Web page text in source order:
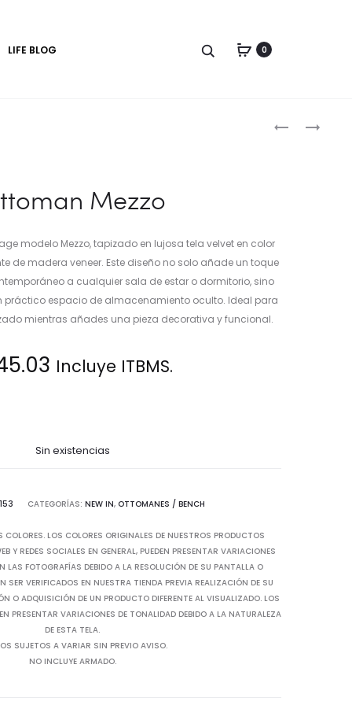
LIFE BLOG 0
OTTOMAN
RESPALDAR
Mezzo
modelo Mezzo, tapizado en lujosa tela velvet en color
de madera veneer. Este diseño no solo añade un toque
a cualquier sala de estar o dormitorio, sino
práctico espacio de almacenamiento oculto. Ideal para
mientras añades una pieza decorativa y funcional.
Incluye ITBMS.
Sin existencias
CATEGORÍAS: NEW IN, OTTOMANES / BENCH
COLORES. LOS COLORES ORIGINALES DE NUESTROS PRODUCTOS
Y REDES SOCIALES EN GENERAL, PUEDEN PRESENTAR VARIACIONES
LAS FOTOGRAFÍAS DEBIDO A LA RESOLUCIÓN DE SU PANTALLA O
SER VERIFICADOS EN NUESTRA TIENDA PREVIA REALIZACIÓN DE SU
O ADQUISICIÓN DE UN PRODUCTO DIFERENTE AL VISUALIZADO. LOS
PRESENTAR VARIACIONES DE TONALIDAD DEBIDO A LA NATURALEZA
DE ESTA TELA.
SUJETOS A VARIAR SIN PREVIO AVISO.
NO INCLUYE ARMADO.